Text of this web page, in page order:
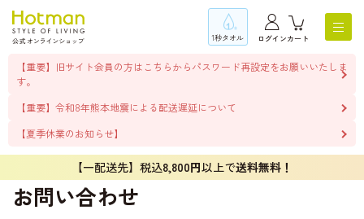
1秒タオル ログインカート
【重要】旧サイト会員の方はこちらからパスワード再設定をお願いいたしま
す。
【重要】令和8年熊本地震による配送遅延について
【夏季休業のお知らせ】
【一配送先】税込8,800円以上で送料無料！
お問い合わせ